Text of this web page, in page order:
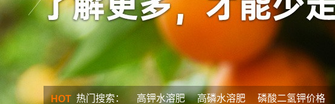
HOT 热门搜索： 高钾水溶肥 高磷水溶肥 磷酸二氢钾价格